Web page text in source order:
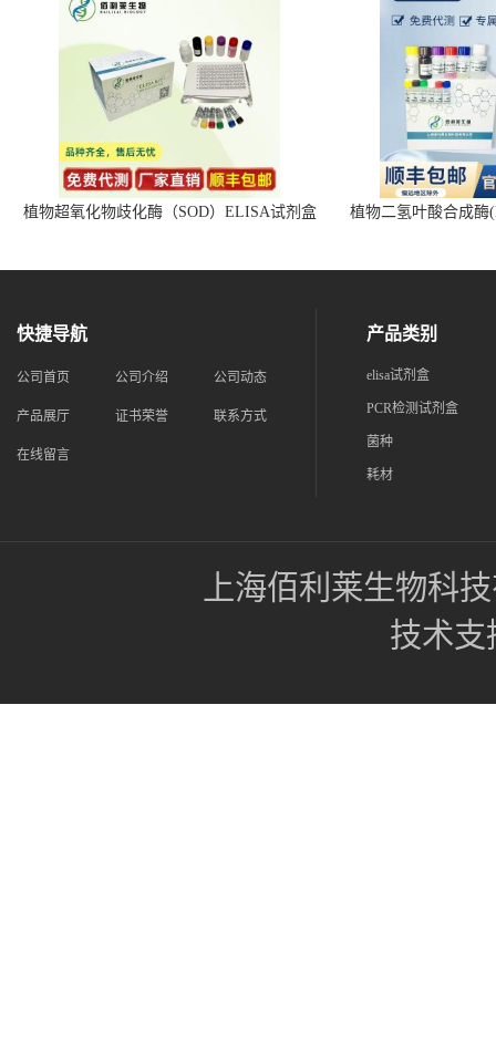
植物超氧化物歧化酶（SOD）ELISA试剂盒 植物二氢叶酸合成酶
快捷导航
公司首页 公司介绍 公司动态
产品展厅 证书荣誉 联系方式
在线留言
产品类别
elisa试剂盒
PCR检测试剂盒
菌种
耗材
上海佰利莱生物科
技术